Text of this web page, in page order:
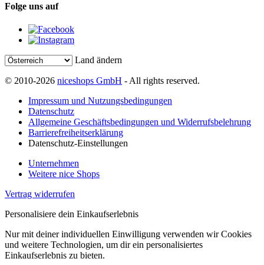
Folge uns auf
Land ändern
© 2010-2026 niceshops GmbH - All rights reserved.
Impressum und Nutzungsbedingungen
Datenschutz
Allgemeine Geschäftsbedingungen und Widerrufsbelehrung
Barrierefreiheitserklärung
Datenschutz-Einstellungen
Unternehmen
Weitere nice Shops
Vertrag widerrufen
Personalisiere dein Einkaufserlebnis
Nur mit deiner individuellen Einwilligung verwenden wir Cookies
und weitere Technologien, um dir ein personalisiertes
Einkaufserlebnis zu bieten.